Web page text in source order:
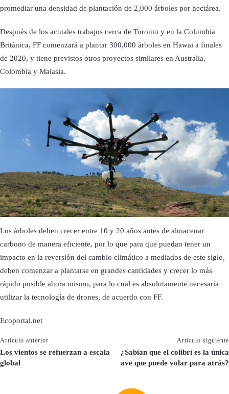
promediar una densidad de plantación de 2,000 árboles por hectárea.
Después de los actuales trabajos cerca de Toronto y en la Columbia
Británica, FF comenzará a plantar 300,000 árboles en Hawai a finales
de 2020, y tiene previstos otros proyectos similares en Australia,
Colombia y Malasia.
Los árboles deben crecer entre 10 y 20 años antes de almacenar
carbono de manera eficiente, por lo que para que puedan tener un
impacto en la reversión del cambio climático a mediados de este siglo,
deben comenzar a plantarse en grandes cantidades y crecer lo más
rápido posible ahora mismo, para lo cual es absolutamente necesaria
utilizar la tecnología de drones, de acuerdo con FF.
Ecoportal.net
Artículo anterior
Los vientos se refuerzan a escala
global
Artículo siguiente
¿Sabían que el colibrí es la única
ave que puede volar para atrás?